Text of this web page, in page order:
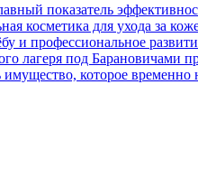
показатель
косметика для ухода за
и профессиональное
лагеря под Барановичами
имущество, которое